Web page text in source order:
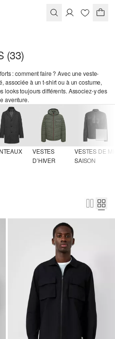
(33)
: comment faire ? Avec une veste-
associée à un t-shirt ou à un costume,
looks toujours différents. Associez-y des
aventure.
VESTES
D’HIVER
VESTES DE
SAISON